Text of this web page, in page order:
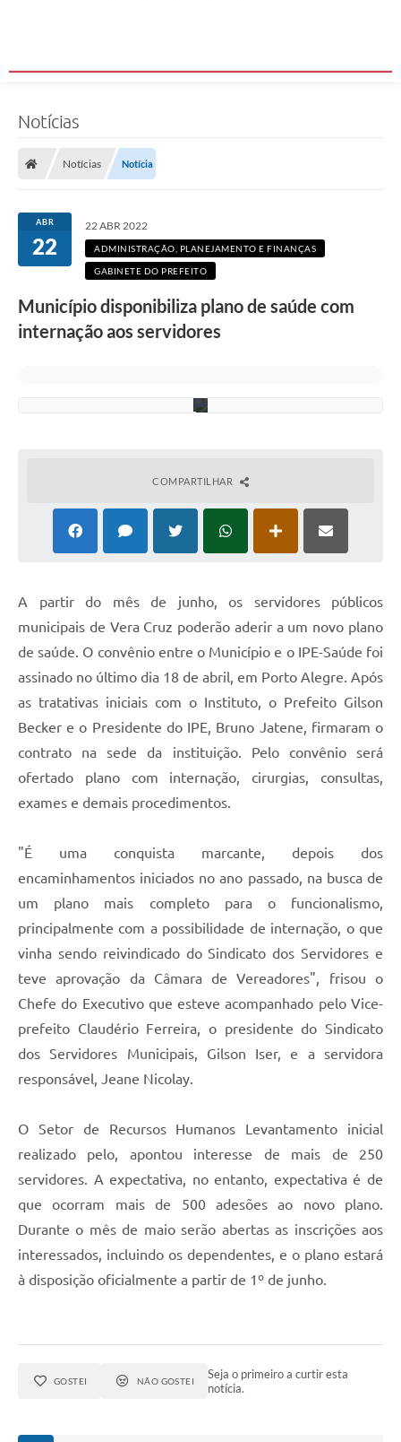
Notícias
Notícias Notícia
ABR
22
22 ABR 2022
ADMINISTRAÇÃO, PLANEJAMENTO E FINANÇAS
GABINETE DO PREFEITO
Município disponibiliza plano de saúde com
internação aos servidores
s
i
n
t
r
a
COMPARTILHAR
A partir do mês de junho, os servidores públicos
municipais de Vera Cruz poderão aderir a um novo plano
de saúde. O convênio entre o Município e o IPE-Saúde foi
assinado no último dia 18 de abril, em Porto Alegre. Após
as tratativas iniciais com o Instituto, o Prefeito Gilson
Becker e o Presidente do IPE, Bruno Jatene, firmaram o
contrato na sede da instituição. Pelo convênio será
ofertado plano com internação, cirurgias, consultas,
exames e demais procedimentos.
"É uma conquista marcante, depois dos
encaminhamentos iniciados no ano passado, na busca de
um plano mais completo para o funcionalismo,
principalmente com a possibilidade de internação, o que
vinha sendo reivindicado do Sindicato dos Servidores e
teve aprovação da Câmara de Vereadores", frisou o
Chefe do Executivo que esteve acompanhado pelo Vice-
prefeito Claudério Ferreira, o presidente do Sindicato
dos Servidores Municipais, Gilson Iser, e a servidora
responsável, Jeane Nicolay.
O Setor de Recursos Humanos Levantamento inicial
realizado pelo, apontou interesse de mais de 250
servidores. A expectativa, no entanto, expectativa é de
que ocorram mais de 500 adesões ao novo plano.
Durante o mês de maio serão abertas as inscrições aos
interessados, incluindo os dependentes, e o plano estará
à disposição oficialmente a partir de 1º de junho.
GOSTEI NÃO GOSTEI
Seja o primeiro a curtir esta
notícia.